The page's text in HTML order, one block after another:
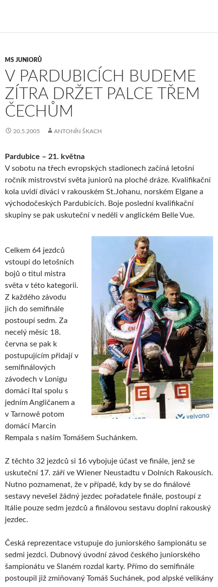
MS JUNIORŮ
V PARDUBICÍCH BUDEME
ZÍTRA DRŽET PALCE TŘEM
ČECHŮM
20.5.2005 ANTONÍN ŠKACH
Pardubice – 21. května
V sobotu na třech evropských stadionech začíná letošní
ročník mistrovství světa juniorů na ploché dráze. Kvalifikační
kola uvidí diváci v rakouském St.Johanu, norském Elgane a
východočeských Pardubicích. Boje poslední kvalifikační
skupiny se pak uskuteční v neděli v anglickém Belle Vue.
Celkem 64 jezdců
vstoupí do letošních
bojů o titul mistra
světa v této kategorii.
Z každého závodu
jich do semifinále
postoupí sedm. Za
necelý měsíc 18.
června se pak k
postupujícím přidají v
semifinálových
závodech v Lonigu
domácí Ital spolu s
jedním Angličanem a
v Tarnowě potom
domácí Marcin
Rempala s naším Tomášem Suchánkem.
Z těchto 32 jezdců si 16 vybojuje účast ve finále, jenž se
uskuteční 17. září ve Wiener Neustadtu v Dolních Rakousích.
Nutno poznamenat, že v případě, kdy by se do finálové
sestavy nevešel žádný jezdec pořadatele finále, postoupí z
Itálie pouze sedm jezdců a finálovou sestavu doplní rakouský
jezdec.
Česká reprezentace vstupuje do juniorského šampionátu se
sedmi jezdci. Dubnový úvodní závod českého juniorského
šampionátu ve Slaném rozdal karty. Přímo do semifinále
postoupil již zmiňovaný Tomáš Suchánek, pod alpské velikány